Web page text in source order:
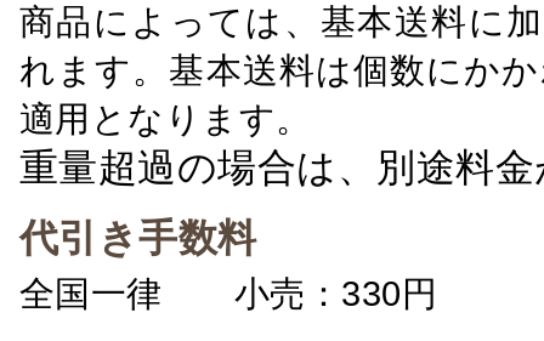
商品によっては、基本送料に
れます。基本送料は個数にか
適用となります。
重量超過の場合は、別途料
代引き手数料
全国一律 小売：330円 卸